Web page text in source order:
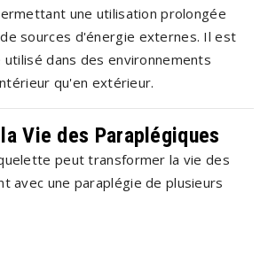
une utilisation prolongée
sources d'énergie externes. Il est
dans des environnements
qu'en extérieur.
Vie des Paraplégiques
peut transformer la vie des
avec une paraplégie de plusieurs